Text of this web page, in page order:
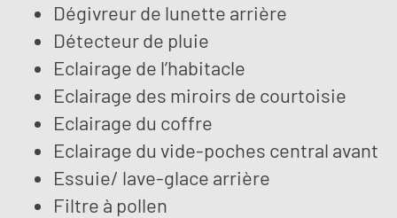
Dégivreur de lunette arrière
Détecteur de pluie
Eclairage de l’habitacle
Eclairage des miroirs de courtoisie
Eclairage du coffre
Eclairage du vide-poches central avant
Essuie/ lave-glace arrière
Filtre à pollen